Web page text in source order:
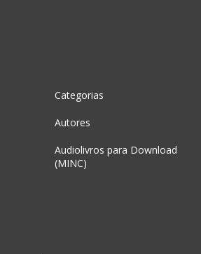
Categorias
Autores
Audiolivros para Download
(MINC)